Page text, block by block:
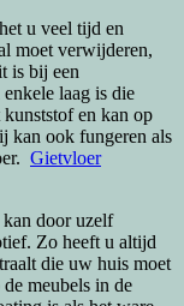
u veel tijd en
moet verwijderen,
is bij een
laag is die
en kan op
kan ook fungeren als
Gietvloer
door uzelf
Zo heeft u altijd
die uw huis moet
meubels in de